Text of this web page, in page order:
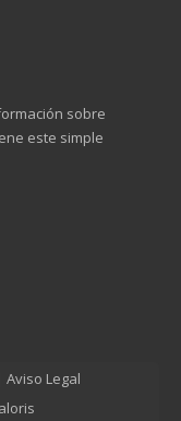
sobre
este simple
Aviso Legal